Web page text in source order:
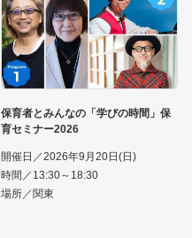
保育者とみんなの「学びの時間」保
育セミナー2026
開催日／2026年9月20日(日)
時間／13:30～18:30
場所／関東